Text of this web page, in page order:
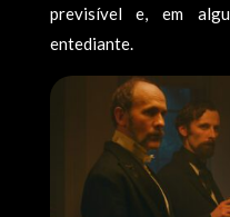
previsível e, em
entediante.